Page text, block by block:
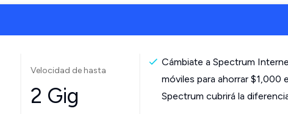
Velocidad de hasta
2 Gig
Cámbiate a Spectrum
móviles para ahorrar $1,000
Spectrum cubrirá la